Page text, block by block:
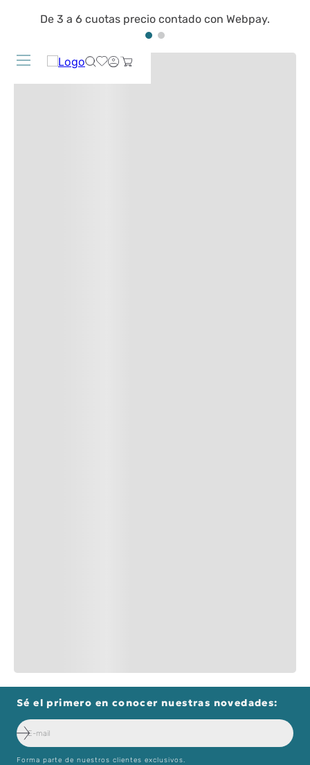
De 3 a 6 cuotas precio contado con Webpay.
Sé el primero en conocer nuestras novedades:
Forma parte de nuestros clientes exclusivos.